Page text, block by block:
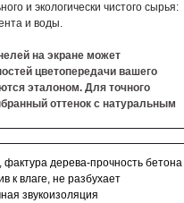
и экологически чистого сырья:
и воды.
на экране может
цветопередачи вашего
эталоном. Для точного
оттенок с натуральным
дерева-прочность бетона
к влаге, не разбухает
звукоизоляция